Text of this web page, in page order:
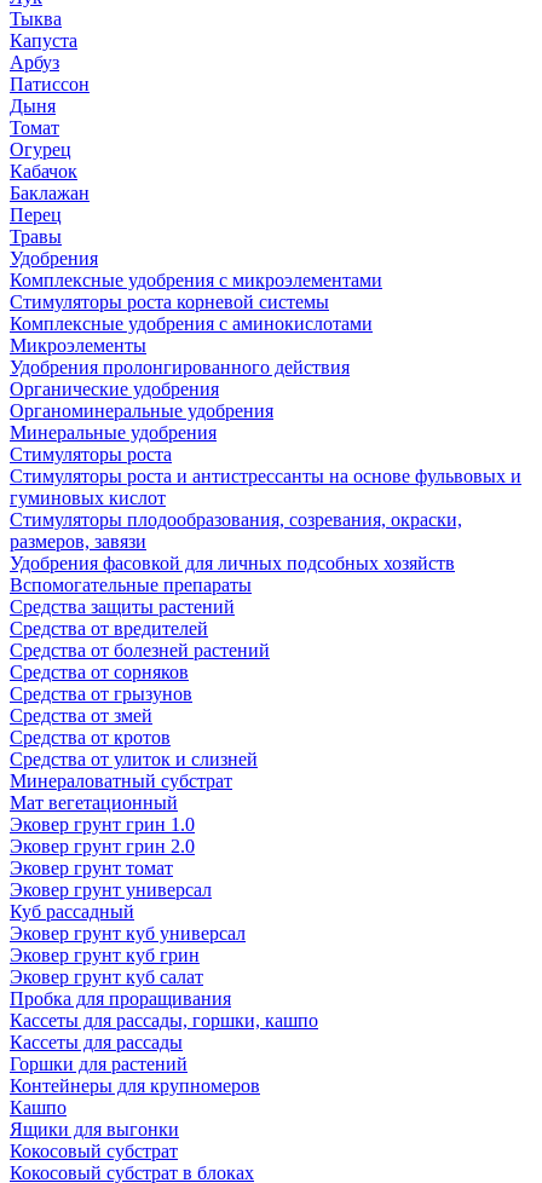
Тыква
Капуста
Арбуз
Патиссон
Дыня
Томат
Огурец
Кабачок
Баклажан
Перец
Травы
Удобрения
Комплексные удобрения с микроэлементами
Стимуляторы роста корневой системы
Комплексные удобрения с аминокислотами
Микроэлементы
Удобрения пролонгированного действия
Органические удобрения
Органоминеральные удобрения
Минеральные удобрения
Стимуляторы роста
Стимуляторы роста и антистрессанты на основе фульвовых и
гуминовых кислот
Стимуляторы плодообразования, созревания, окраски,
размеров, завязи
Удобрения фасовкой для личных подсобных хозяйств
Вспомогательные препараты
Средства защиты растений
Средства от вредителей
Средства от болезней растений
Средства от сорняков
Средства от грызунов
Средства от змей
Средства от кротов
Средства от улиток и слизней
Минераловатный субстрат
Мат вегетационный
Эковер грунт грин 1.0
Эковер грунт грин 2.0
Эковер грунт томат
Эковер грунт универсал
Куб рассадный
Эковер грунт куб универсал
Эковер грунт куб грин
Эковер грунт куб салат
Пробка для проращивания
Кассеты для рассады, горшки, кашпо
Кассеты для рассады
Горшки для растений
Контейнеры для крупномеров
Кашпо
Ящики для выгонки
Кокосовый субстрат
Кокосовый субстрат в блоках